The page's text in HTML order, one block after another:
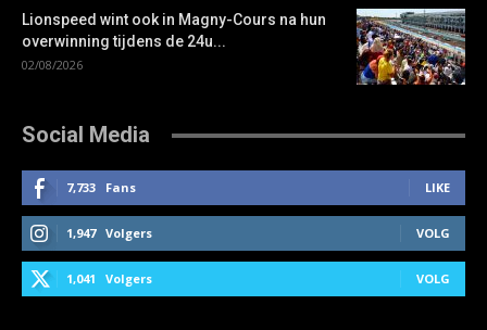
Lionspeed wint ook in Magny-Cours na hun
overwinning tijdens de 24u...
02/08/2026
Social Media
7,733 Fans LIKE
1,947 Volgers VOLG
1,041 Volgers VOLG